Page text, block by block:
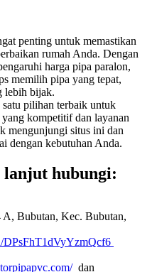
penting untuk memastikan
rumah Anda. Dengan
harga pipa paralon,
memilih pipa yang tepat,
lebih bijak.
pilihan terbaik untuk
kompetitif dan layanan
mengunjungi situs ini dan
dengan kebutuhan Anda.
hubungi:
A, Bubutan, Kec. Bubutan,
DPsFhT1dVyYzmQcf6
dan